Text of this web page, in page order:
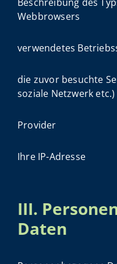
Webbrowsers
verwendetes
die zuvor besuchte
soziale Netzwerk etc.)
Provider
Ihre IP-Adresse
III.
Daten